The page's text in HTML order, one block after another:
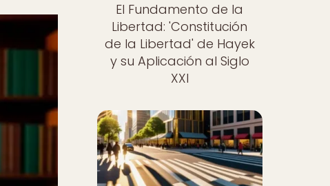
El Fundamento de la
Libertad: 'Constitución
de la Libertad' de Hayek
y su Aplicación al Siglo
XXI